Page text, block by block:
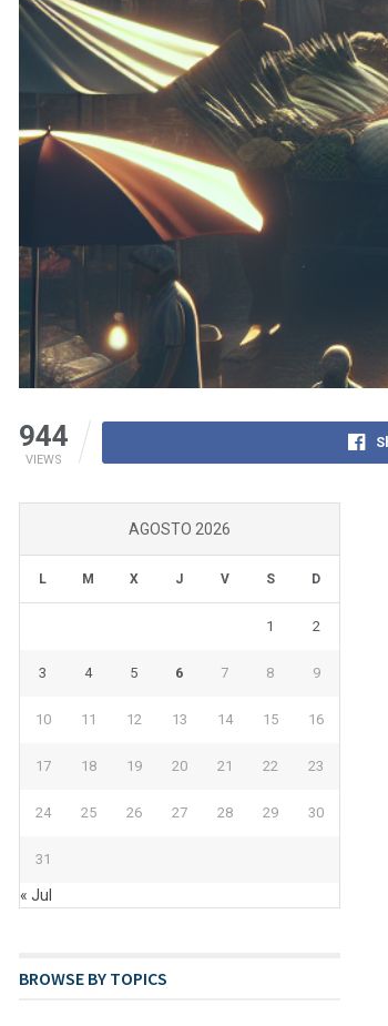
944
VIEWS
AGOSTO 2026
L M X J V S D
1 2
3 4 5 6 7 8 9
10 11 12 13 14 15 16
17 18 19 20 21 22 23
24 25 26 27 28 29 30
31
« Jul
BROWSE BY TOPICS